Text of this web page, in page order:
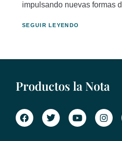
impulsando nuevas formas
SEGUIR LEYENDO
Productos la Nota